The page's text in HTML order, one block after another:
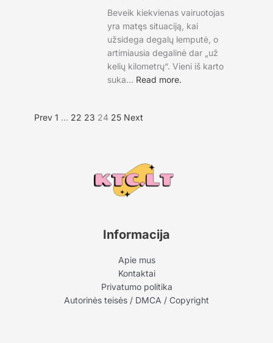
Beveik kiekvienas vairuotojas
yra matęs situaciją, kai
užsidega degalų lemputė, o
artimiausia degalinė dar „už
kelių kilometrų“. Vieni iš karto
suka... Read more.
Prev 1 … 22 23 24 25 Next
Informacija
Apie mus
Kontaktai
Privatumo politika
Autorinės teisės / DMCA / Copyright